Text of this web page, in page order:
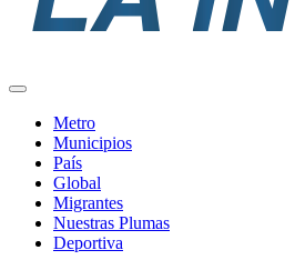
Metro
Municipios
País
Global
Migrantes
Nuestras Plumas
Deportiva